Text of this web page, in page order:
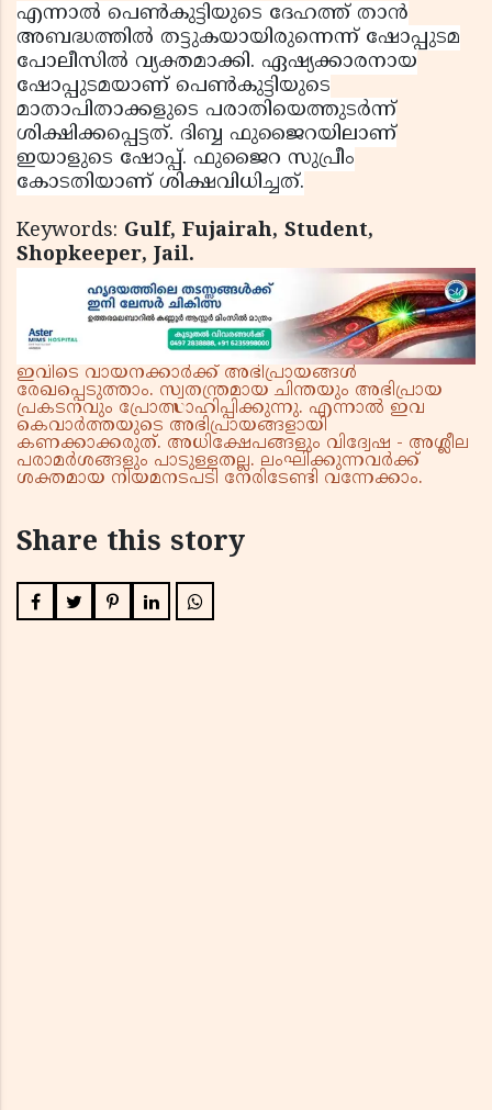
എന്നാല്‍ പെണ്‍കുട്ടിയുടെ ദേഹത്ത് താന്‍
അബദ്ധത്തില്‍ തട്ടുകയായിരുന്നെന്ന് ഷോപ്പുടമ
പോലീസില്‍ വ്യക്തമാക്കി. ഏഷ്യക്കാരനായ
ഷോപ്പുടമയാണ് പെണ്‍കുട്ടിയുടെ
മാതാപിതാക്കളുടെ പരാതിയെത്തുടര്‍ന്ന്
ശിക്ഷിക്കപ്പെട്ടത്. ദിബ്ബ ഫുജൈറയിലാണ്
ഇയാളുടെ ഷോപ്പ്. ഫുജൈറ സുപ്രീം
കോടതിയാണ് ശിക്ഷവിധിച്ചത്.
Keywords: Gulf, Fujairah, Student,
Shopkeeper, Jail.
ഇവിടെ വായനക്കാർക്ക് അഭിപ്രായങ്ങൾ
രേഖപ്പെടുത്താം. സ്വതന്ത്രമായ ചിന്തയും അഭിപ്രായ
പ്രകടനവും പ്രോത്സാഹിപ്പിക്കുന്നു. എന്നാൽ ഇവ
കെവാർത്തയുടെ അഭിപ്രായങ്ങളായി
കണക്കാക്കരുത്. അധിക്ഷേപങ്ങളും വിദ്വേഷ - അശ്ലീല
പരാമർശങ്ങളും പാടുള്ളതല്ല. ലംഘിക്കുന്നവർക്ക്
ശക്തമായ നിയമനടപടി നേരിടേണ്ടി വന്നേക്കാം.
Share this story